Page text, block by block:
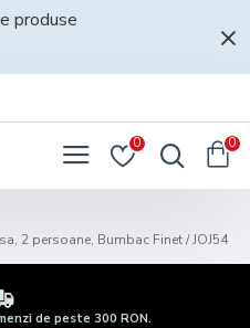
produse
0 0
2 persoane, Bumbac Finet / JOJ54
de peste 300 RON.